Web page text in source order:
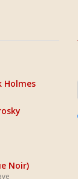
Holmes
Noir)